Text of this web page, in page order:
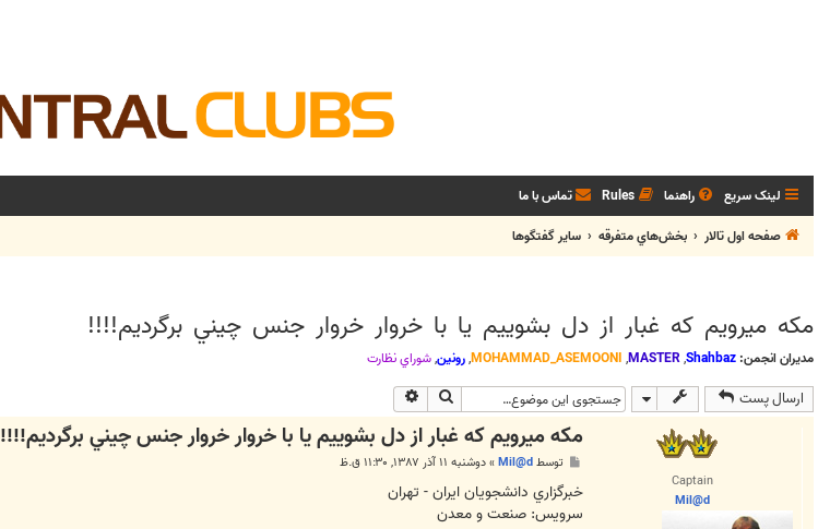
لینک سریع راهنما Rules تماس با ما
صفحه اول تالار
بخش‌‌هاي متفرقه ساير گفتگوها
مکه ميرويم که غبار از دل بشوييم يا با خروار خروار جنس چيني برگرديم!!!!
مدیران انجمن: Shahbaz
,
MASTER
,
MOHAMMAD_ASEMOONI
,رونین,شوراي نظارت
ارسال پست جستجو
Captain
Mil@d
مکه ميرويم که غبار از دل بشوييم يا با خروار خروار جنس چيني برگرديم!!!!
ت
توسطMil@d
»دوشنبه ۱۱ آذر ۱۳۸۷, ۱۱:۳۰ ق.ظ
خبرگزاري دانشجويان ايران - تهران
سرويس: صنعت و معدن